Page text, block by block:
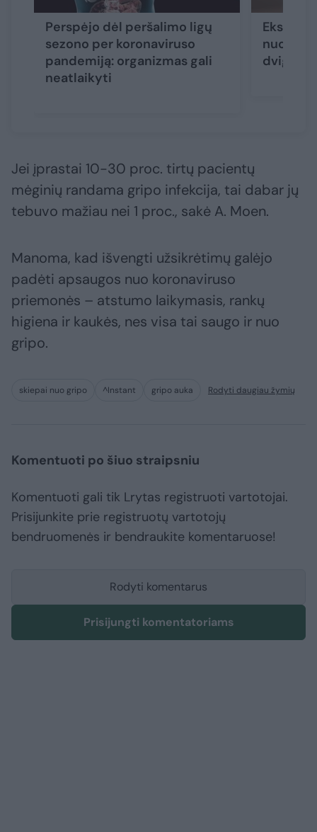
Perspėjo dėl peršalimo ligų
sezono per koronaviruso
pandemiją: organizmas gali
neatlaikyti
nuo
dvigubą
Jei įprastai 10-30 proc. tirtų pacientų
mėginių randama gripo infekcija, tai dabar jų
tebuvo mažiau nei 1 proc., sakė A. Moen.
Manoma, kad išvengti užsikrėtimų galėjo
padėti apsaugos nuo koronaviruso
priemonės – atstumo laikymasis, rankų
higiena ir kaukės, nes visa tai saugo ir nuo
gripo.
skiepai nuo gripo ^Instant gripo auka Rodyti daugiau žymių
Komentuoti po šiuo straipsniu
Komentuoti gali tik Lrytas registruoti vartotojai.
Prisijunkite prie registruotų vartotojų
bendruomenės ir bendraukite komentaruose!
Rodyti komentarus
Prisijungti komentatoriams